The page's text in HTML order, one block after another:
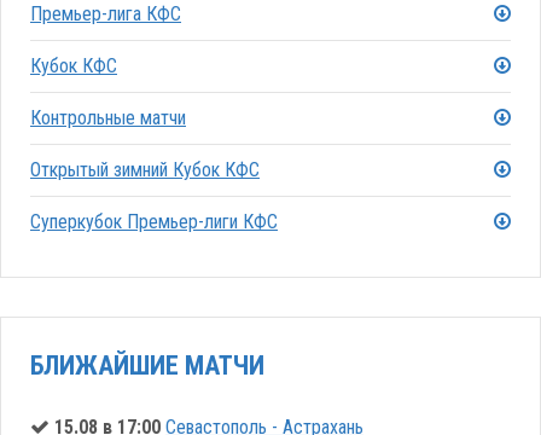
Премьер-лига КФС
Кубок КФС
Контрольные матчи
Открытый зимний Кубок КФС
Суперкубок Премьер-лиги КФС
БЛИЖАЙШИЕ МАТЧИ
15.08 в 17:00 Севастополь - Астрахань